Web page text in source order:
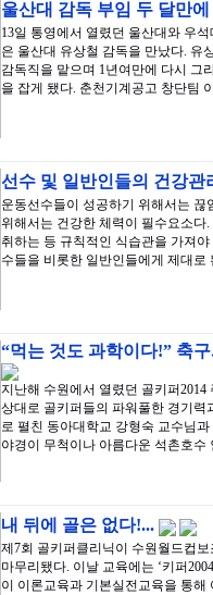
울산대 감독 부임 두 달만
13일 통영에서 열렸던 울산대와 우
은 울산대 유상철 감독을 만났다. 유
감독직을 맡으며 1년여만에 다시 그
을 잡게 됐다. 춘천기계공고 창단팀
선수 및 일반인들의 건강
운동선수들이 성공하기 위해서는
위해서는 건강한 체력이 필수요소
취하는 등 규칙적인 식습관을 가져
수들을 비롯한 일반인들에게 제대
“먹는 것도 과학이다!” 축
지난해 수원에서 열렸던 골키퍼
상대로 골키퍼들의 파워풀한 경기
로 펼친 동아대학교 강형숙 교수님
야경이 무척이나 아름다운 석촌호
내 뒤에 골은 없다!...
제7회 골키퍼클리닉이 수원월드컵
마무리됐다. 이날 교육에는 ‘키퍼
이 이론교육과 기본실전교육을 통